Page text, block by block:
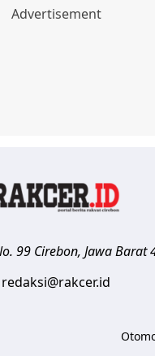
99 Cirebon, Jawa Barat
redaksi@rakcer.id